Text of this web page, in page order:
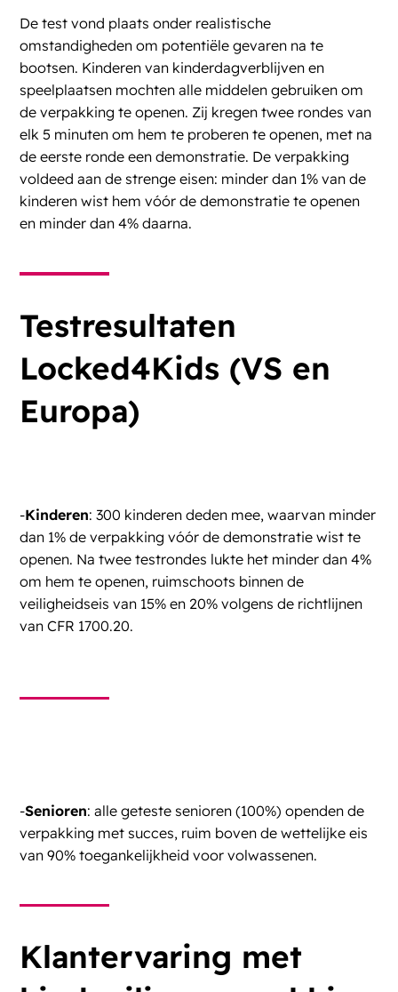
De test vond plaats onder realistische
omstandigheden om potentiële gevaren na te
bootsen. Kinderen van kinderdagverblijven en
speelplaatsen mochten alle middelen gebruiken om
de verpakking te openen. Zij kregen twee rondes van
elk 5 minuten om hem te proberen te openen, met na
de eerste ronde een demonstratie. De verpakking
voldeed aan de strenge eisen: minder dan 1% van de
kinderen wist hem vóór de demonstratie te openen
en minder dan 4% daarna.
Testresultaten
Locked4Kids (VS en
Europa)
-Kinderen: 300 kinderen deden mee, waarvan minder
dan 1% de verpakking vóór de demonstratie wist te
openen. Na twee testrondes lukte het minder dan 4%
om hem te openen, ruimschoots binnen de
veiligheidseis van 15% en 20% volgens de richtlijnen
van CFR 1700.20.
-Senioren: alle geteste senioren (100%) openden de
verpakking met succes, ruim boven de wettelijke eis
van 90% toegankelijkheid voor volwassenen.
Klantervaring met